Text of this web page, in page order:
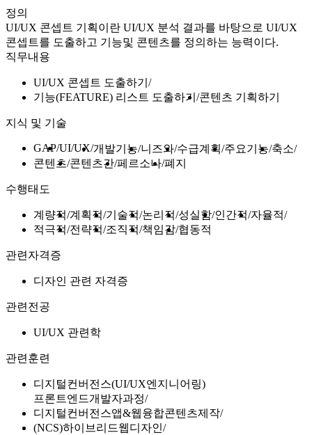
정의
UI/UX 콘셉트 기획이란 UI/UX 분석 결과를 바탕으로 UI/UX
콘셉트를 도출하고 기능및 콘텐츠를 정의하는 능력이다.
직무내용
UI/UX 콘셉트 도출하기
기능(FEATURE) 리스트 도출하기
콘텐츠 기획하기
지식 및 기술
GAP UI/UX 개발기능 니즈와 수급계획 주요기능 축소
콘텐츠 콘텐츠간 페르소나 폐지
수행태도
계량적 계획적 기술적 논리적 성실함 인간적 자율적
적극적 전략적 조직적 책임감 협동적
관련자격증
디자인 관련 자격증
관련전공
UI/UX 관련학
관련훈련
디지털컨버전스(UI/UX엔지니어링)
프론트엔드개발자과정
디지털컨버전스앱&웹융합콘텐츠제작
(NCS)하이브리드웹디자인